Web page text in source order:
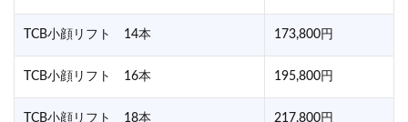
TCB小顔リフト 14本 173,800円
TCB小顔リフト 16本 195,800円
TCB小顔リフト 18本 217,800円